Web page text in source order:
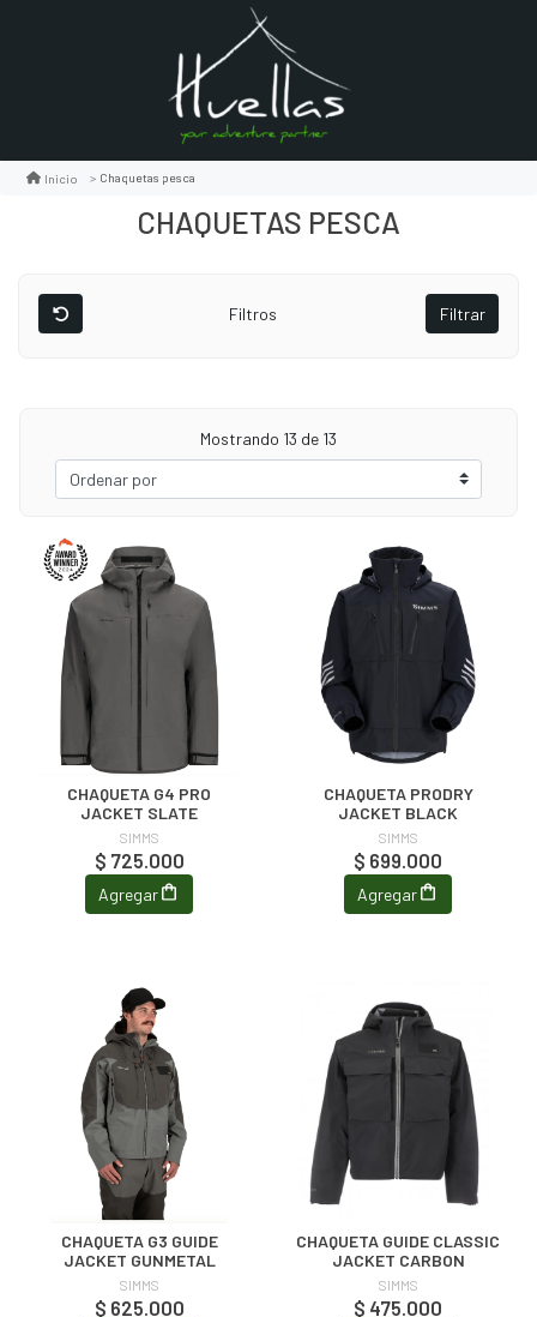
Inicio Chaquetas pesca
CHAQUETAS PESCA
Filtros Filtrar
Mostrando 13 de 13
CHAQUETA G4 PRO
JACKET SLATE
SIMMS
$ 725.000
Agregar
CHAQUETA PRODRY
JACKET BLACK
SIMMS
$ 699.000
Agregar
CHAQUETA G3 GUIDE
JACKET GUNMETAL
SIMMS
$ 625.000
CHAQUETA GUIDE CLASSIC
JACKET CARBON
SIMMS
$ 475.000